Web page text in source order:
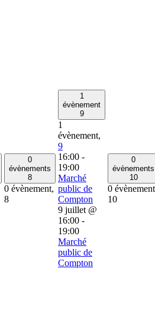
0
évènements
8
0 évènement,
8
1
évènement
9
1
évènement,
9
16:00 -
19:00
Marché
public de
Compton
9 juillet @
16:00 -
19:00
Marché
public de
Compton
0
évènements
10
0
10